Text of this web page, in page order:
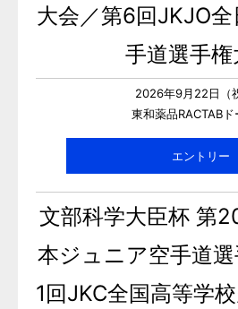
大会／第6回JKJO
手道選手権
2026年9月22日（
東和薬品RACTABド
エントリー
文部科学大臣杯 第
本ジュニア空手道
1回JKC全国高等学